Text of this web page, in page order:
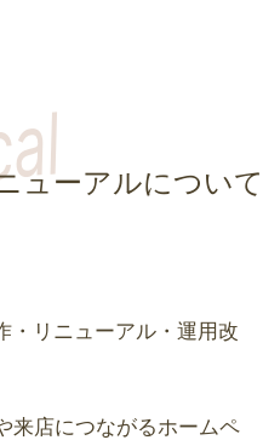
ューアルについて
・リニューアル・運用改
来店につながるホームペ